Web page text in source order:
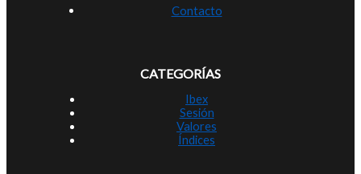
Contacto
CATEGORÍAS
Ibex
Sesión
Valores
Índices